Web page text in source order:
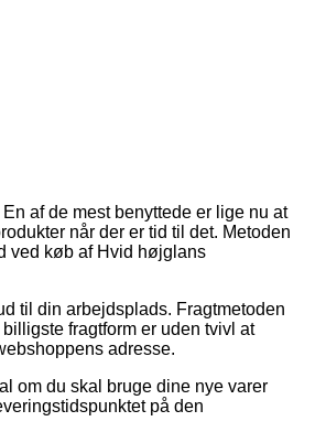
af de mest benyttede er lige nu at
når der er tid til det. Metoden
ved køb af Hvid højglans
til din arbejdsplads. Fragtmetoden
fragtform er uden tvivl at
adresse.
om du skal bruge dine nye varer
på den